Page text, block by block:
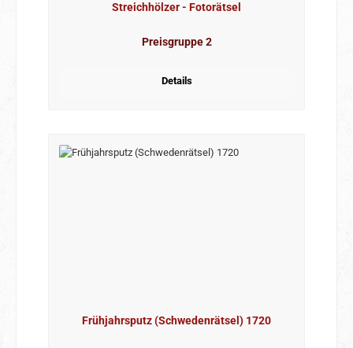
Streichhölzer - Fotorätsel
Preisgruppe 2
Details
Frühjahrsputz (Schwedenrätsel) 1720